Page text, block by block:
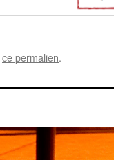
ce permalien.